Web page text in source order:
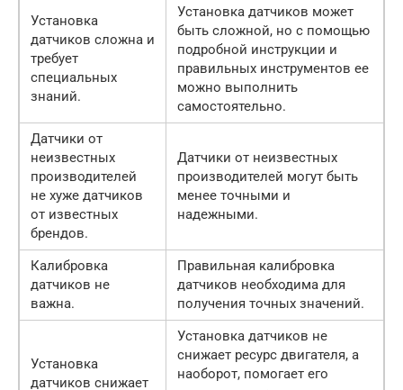
Установка
датчиков сложна и
требует
специальных
знаний.
Установка датчиков может
быть сложной, но с помощью
подробной инструкции и
правильных инструментов ее
можно выполнить
самостоятельно.
Датчики от
неизвестных
производителей
не хуже датчиков
от известных
брендов.
Датчики от неизвестных
производителей могут быть
менее точными и
надежными.
Калибровка
датчиков не
важна.
Правильная калибровка
датчиков необходима для
получения точных значений.
Установка
датчиков снижает
Установка датчиков не
снижает ресурс двигателя, а
наоборот, помогает его